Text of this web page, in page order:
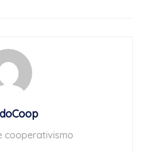
cooperativismo